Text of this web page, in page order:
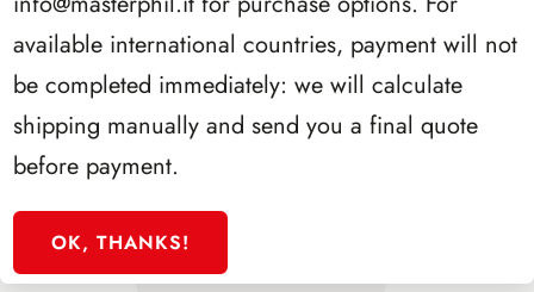
available international countries, payment will not
be completed immediately: we will calculate
shipping manually and send you a final quote
before payment.
OK, THANKS!